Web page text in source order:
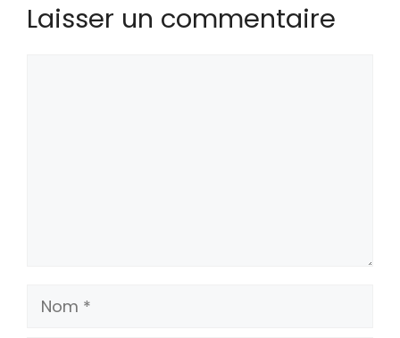
Laisser un commentaire
Nom